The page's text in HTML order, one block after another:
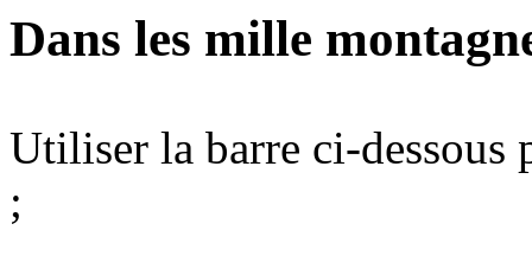
Dans les mille
Utiliser la barre ci-dessous
;